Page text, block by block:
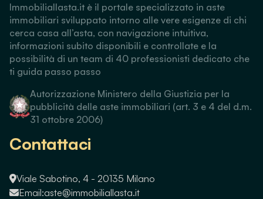
Immobiliallasta.it è il portale specializzato in aste
immobiliari sviluppato intorno alle vere esigenze di chi
cerca casa all’asta, con navigazione intuitiva,
informazioni subito disponibili e controllate e la
possibilità di un team di 40 professionisti dedicato che
ti guida passo passo
Autorizzazione Ministero della Giustizia per la
pubblicità delle aste immobiliari (art. 3 e 4 del d.m.
31 ottobre 2006)
Contattaci
Viale Sabotino, 4 - 20135 Milano
Email:aste@immobiliallasta.it